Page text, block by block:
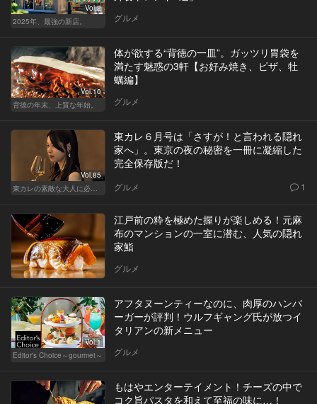
Vol.2
2025年、最強の新店。
グルメ
Vol.10
背徳の年末、上質な年始。
体が欲する“背徳の一皿”。ガッツリ胃袋を
満たす魅惑の3軒【お好み焼き、ピザ、牡
蠣編】
グルメ
Vol.85
東カレの素敵な大人に必要なこと
東カレ６月号は「さすが！と言われる隠れ
家へ」。東京の夜の秘密を一冊に凝縮した
完全保存版だ！
グルメ 1
江戸前の粋を極めた握りが楽しめる！元麻
布のマンションの一室に潜む、人気の隠れ
家鮨
グルメ
Vol.1
Editor's Choice～gourmet～
アフタヌーンティーなのに、肉厚のハンバ
ーガーが評判！ウルフギャング氏が放つイ
タリアンの新メニュー
グルメ
もはやエンターテイメント！チーズの中で
コク旨パスタを和えて至福の味に…！